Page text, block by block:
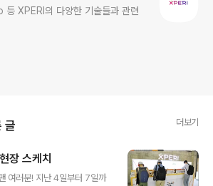
XPERI의 다양한 기술들과 관련
글 더보기
장 스케치
여러분! 지난 4일부터 7일까